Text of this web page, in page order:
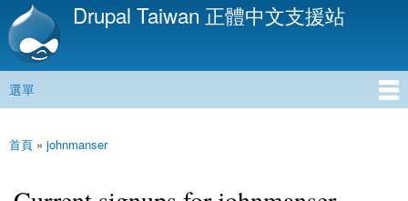
移
內
Drupal Taiwan 正體中文支援站
主選單
選單
您在這裡
首頁 » johnmanser